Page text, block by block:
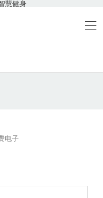
慧健身
电子